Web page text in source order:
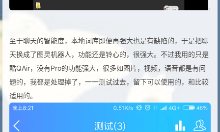
至于聊天的智能度，本地词库即便再强大也是有缺陷的，于是把聊
天换成了图灵机器人，功能还是铃心的，很强大。不过我用的只是
酷QAir，没有Pro的功能强大，很多如图片，视频，语音都是有问
题的，我都是处理掉了，一一测试过去，留下可以使用的，和比较
适用的。